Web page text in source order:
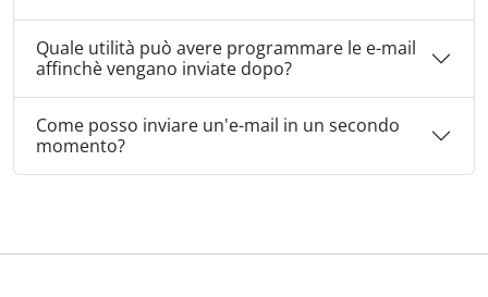
Quale utilità può avere programmare le e-mail
affinchè vengano inviate dopo?
Come posso inviare un'e-mail in un secondo
momento?